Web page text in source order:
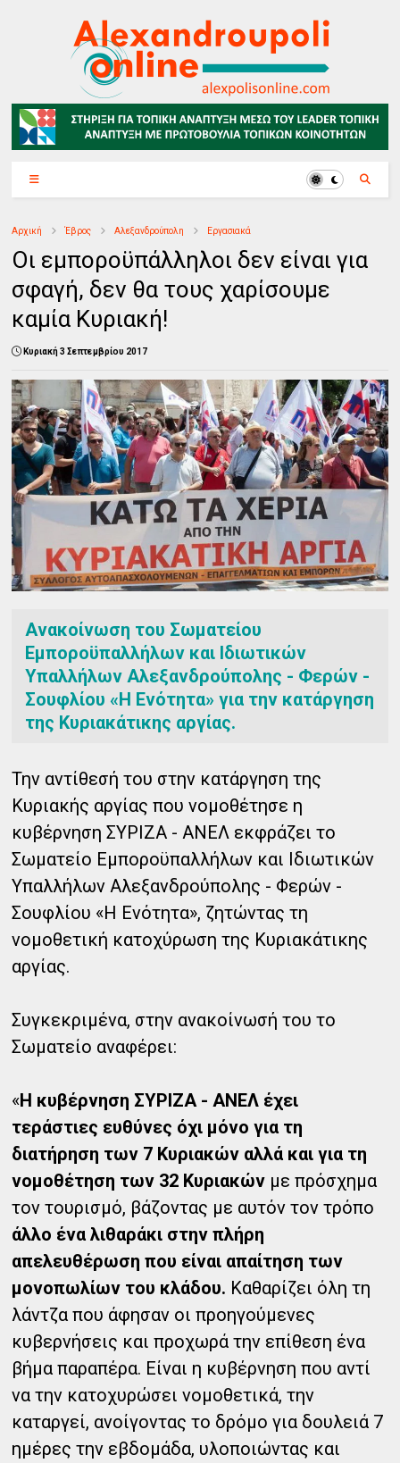
Αρχική Έβρος Αλεξανδρούπολη Εργασιακά
Οι εμποροϋπάλληλοι δεν είναι για
σφαγή, δεν θα τους χαρίσουμε
καμία Κυριακή!
Κυριακή 3 Σεπτεμβρίου 2017
Ανακοίνωση του Σωματείου
Εμποροϋπαλλήλων και Ιδιωτικών
Υπαλλήλων Αλεξανδρούπολης - Φερών -
Σουφλίου «Η Ενότητα» για την κατάργηση
της Κυριακάτικης αργίας.
Την αντίθεσή του στην κατάργηση της
Κυριακής αργίας που νομοθέτησε η
κυβέρνηση ΣΥΡΙΖΑ - ΑΝΕΛ εκφράζει το
Σωματείο Εμποροϋπαλλήλων και Ιδιωτικών
Υπαλλήλων Αλεξανδρούπολης - Φερών -
Σουφλίου «Η Ενότητα», ζητώντας τη
νομοθετική κατοχύρωση της Κυριακάτικης
αργίας.
Συγκεκριμένα, στην ανακοίνωσή του το
Σωματείο αναφέρει:
«Η κυβέρνηση ΣΥΡΙΖΑ - ΑΝΕΛ έχει
τεράστιες ευθύνες όχι μόνο για τη
διατήρηση των 7 Κυριακών αλλά και για τη
νομοθέτηση των 32 Κυριακών με πρόσχημα
τον τουρισμό, βάζοντας με αυτόν τον τρόπο
άλλο ένα λιθαράκι στην πλήρη
απελευθέρωση που είναι απαίτηση των
μονοπωλίων του κλάδου. Καθαρίζει όλη τη
λάντζα που άφησαν οι προηγούμενες
κυβερνήσεις και προχωρά την επίθεση ένα
βήμα παραπέρα. Είναι η κυβέρνηση που αντί
να την κατοχυρώσει νομοθετικά, την
καταργεί, ανοίγοντας το δρόμο για δουλειά 7
ημέρες την εβδομάδα, υλοποιώντας και